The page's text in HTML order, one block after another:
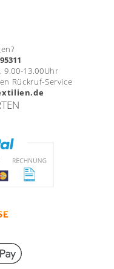
9.00-13.00Uhr
Rückruf-Service